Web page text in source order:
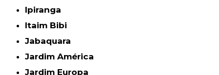
Ipiranga
Itaim Bibi
Jabaquara
Jardim América
Jardim Europa